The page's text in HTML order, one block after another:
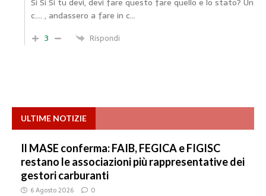
c…. , andassero a fare in c…
3
Rispondi
ULTIME NOTIZIE
Il MASE conferma: FAIB, FEGICA e FIGISC
restano le associazioni più rappresentative dei
gestori carburanti
6 Agosto 2026 0